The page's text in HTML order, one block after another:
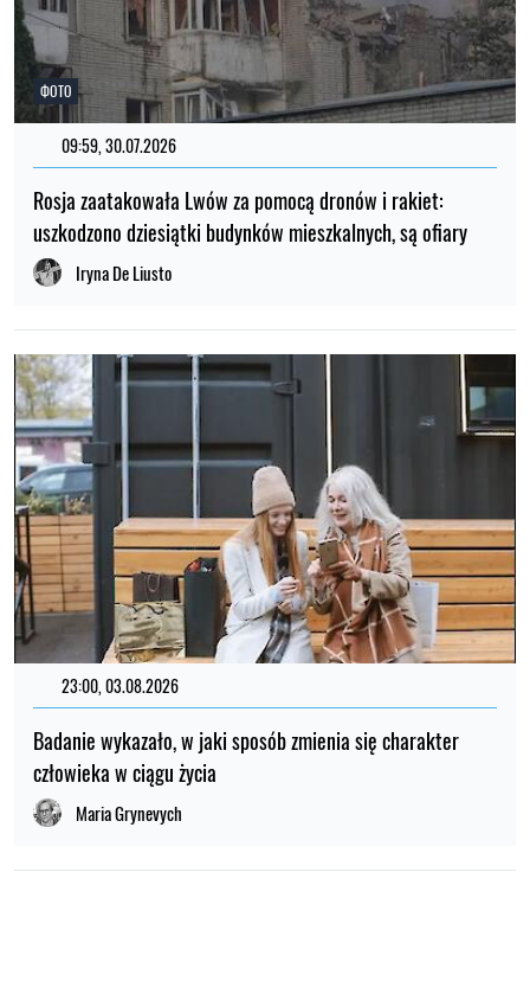
ФОТО
09:59, 30.07.2026
Rosja zaatakowała Lwów za pomocą dronów i rakiet:
uszkodzono dziesiątki budynków mieszkalnych, są ofiary
Iryna De Liusto
23:00, 03.08.2026
Badanie wykazało, w jaki sposób zmienia się charakter
człowieka w ciągu życia
Maria Grynevych